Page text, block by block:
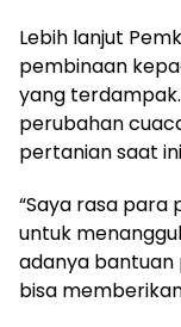
Lebih lanjut
pembinaan
yang
perubahan
pertanian saat
“Saya rasa
untuk
adanya bantuan
bisa